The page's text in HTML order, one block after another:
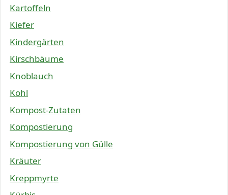
Kartoffeln
Kiefer
Kindergärten
Kirschbäume
Knoblauch
Kohl
Kompost-Zutaten
Kompostierung
Kompostierung von Gülle
Kräuter
Kreppmyrte